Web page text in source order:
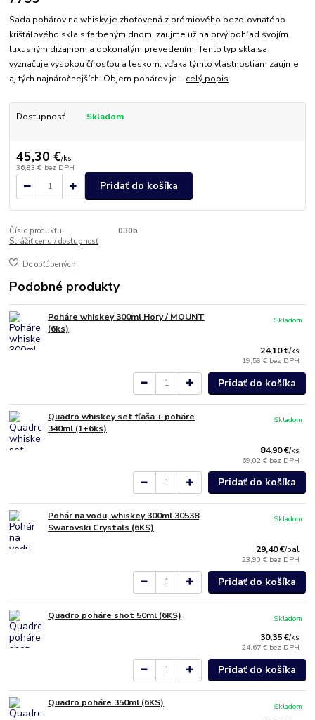
Sada pohárov na whisky je zhotovená z prémiového bezolovnatého
krištáľového skla s farbeným dnom, zaujme už na prvý pohľad svojím
luxusným dizajnom a dokonalým prevedením. Tento typ skla sa
vyznačuje vysokou čírosťou a leskom, vďaka týmto vlastnostiam zaujme
aj tých najnáročnejších. Objem pohárov je... celý popis
Dostupnosť Skladom
45,30 €/ks
36,83 € bez DPH
Pridať do košíka
Číslo produktu:
030b
Strážiť cenu / dostupnosť
Do obľúbených
Podobné produkty
Poháre whiskey 300ml Hory / MOUNT
(6ks)
24,10 €/ks
19,59 € bez DPH
Skladom
Pridať do košíka
Quadro whiskey set fľaša + poháre
340ml (1+6ks)
84,90 €/ks
69,02 € bez DPH
Skladom
Pridať do košíka
Pohár na vodu, whiskey 300ml 30538
Swarovski Crystals (6KS)
29,40 €/bal
23,90 € bez DPH
Skladom
Pridať do košíka
Quadro poháre shot 50ml (6KS)
30,35 €/ks
24,67 € bez DPH
Skladom
Pridať do košíka
Quadro poháre 350ml (6KS)
Skladom